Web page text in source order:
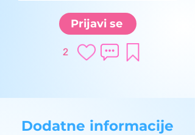
Prijavi se
2
Dodatne informacije